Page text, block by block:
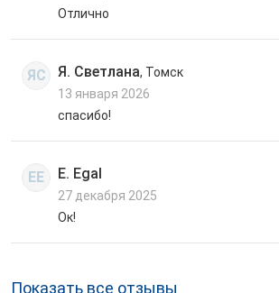
Отлично
ЯС Я. Светлана, Томск
13 января 2026
спасибо!
EE E. Egal
27 декабря 2025
Ок!
Показать все отзывы